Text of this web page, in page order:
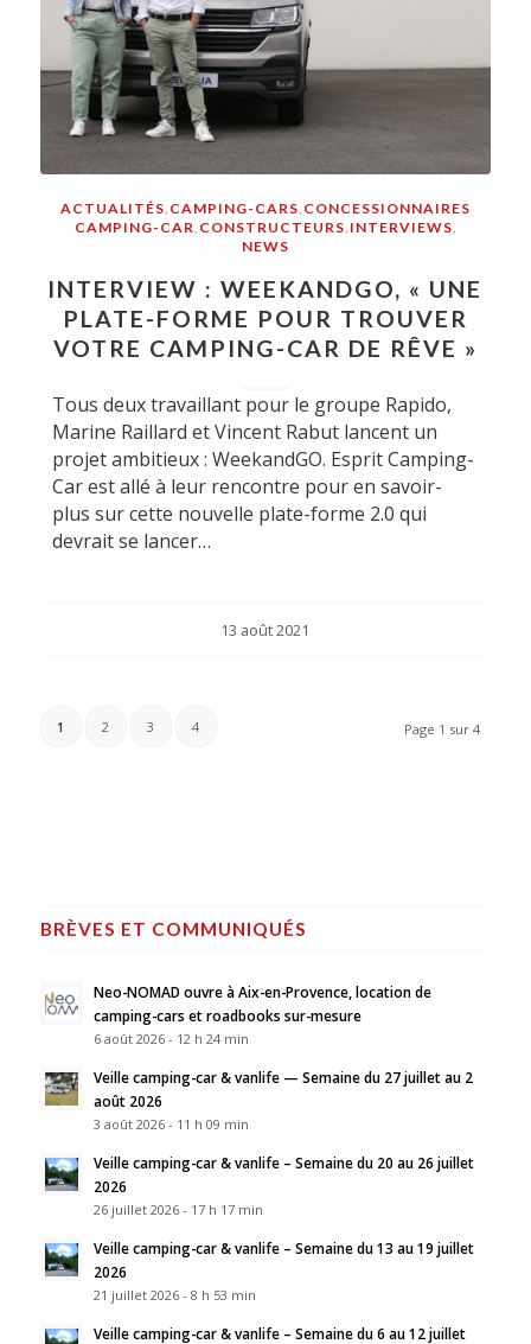
ACTUALITÉS CAMPING-CARS CONCESSIONNAIRES
CAMPING-CAR CONSTRUCTEURS INTERVIEWS
NEWS
INTERVIEW : WEEKANDGO, « UNE
PLATE-FORME POUR TROUVER
VOTRE CAMPING-CAR DE RÊVE »
Tous deux travaillant pour le groupe Rapido,
Marine Raillard et Vincent Rabut lancent un
projet ambitieux : WeekandGO. Esprit Camping-
Car est allé à leur rencontre pour en savoir-
plus sur cette nouvelle plate-forme 2.0 qui
devrait se lancer…
13 août 2021
Page 1 sur 4
1 2 3 4
BRÈVES ET COMMUNIQUÉS
Neo-NOMAD ouvre à Aix-en-Provence, location de
camping-cars et roadbooks sur-mesure
6 août 2026 - 12 h 24 min
Veille camping-car & vanlife — Semaine du 27 juillet au 2
août 2026
3 août 2026 - 11 h 09 min
Veille camping-car & vanlife – Semaine du 20 au 26 juillet
2026
26 juillet 2026 - 17 h 17 min
Veille camping-car & vanlife – Semaine du 13 au 19 juillet
2026
21 juillet 2026 - 8 h 53 min
Veille camping-car & vanlife – Semaine du 6 au 12 juillet